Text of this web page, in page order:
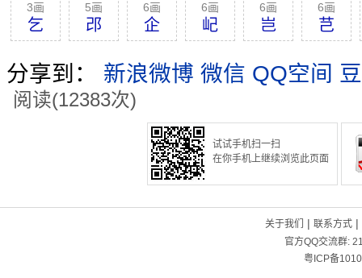
3画
乞
5画
邔
6画
企
6画
屺
6画
岂
6画
芑
分享到： 新浪微博 微信 QQ空间
阅读(12383次)
试试手机扫一扫
在你手机上继续浏览此页面
关于我们 | 联系方式|
官方QQ交流群:
粤ICP备